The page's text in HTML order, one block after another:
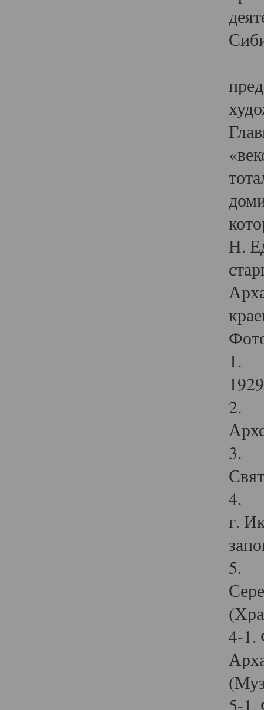
Н.
1.
2.
3.
4.
г.
5.
4-1.
5-1.